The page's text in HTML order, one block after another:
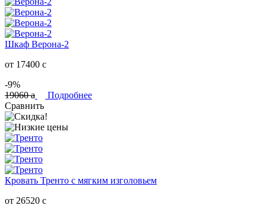
Шкаф Верона-2
от 17400 c
-9%
19060a
Подробнее
Сравнить
Кровать Тренто с мягким изголовьем
от 26520 c